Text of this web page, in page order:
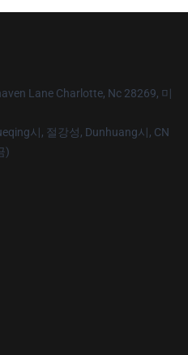
Lane Charlotte, Nc 28269, 미
시, 절강성, Dunhuang시, CN
)